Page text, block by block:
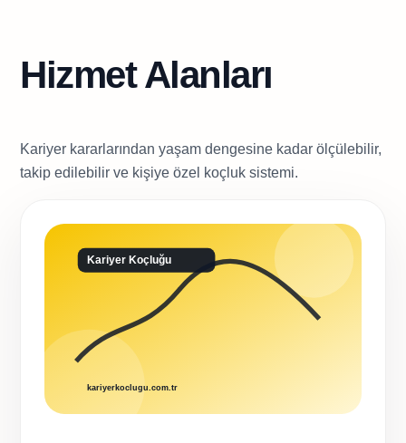
Hizmet Alanları
Kariyer kararlarından yaşam dengesine kadar ölçülebilir,
takip edilebilir ve kişiye özel koçluk sistemi.